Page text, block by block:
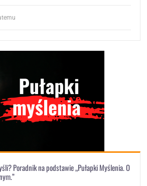
Poradnik na podstawie „Pułapki Myślenia. O